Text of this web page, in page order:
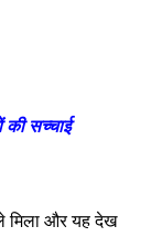
की सच्चाई
मिला और यह देख